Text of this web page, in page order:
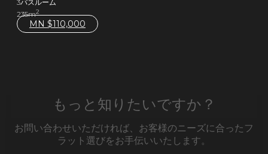
3バスルーム
235m2
MN $110,000
もっと知りたいですか？
お問い合わせいただければ、お客様のニーズに合ったフ
ラット選びをお手伝いいたします。